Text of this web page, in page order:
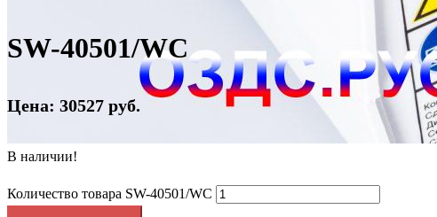
SW-40501/WC
Цена: 30527 руб.
В наличии!
Количество товара SW-40501/WC